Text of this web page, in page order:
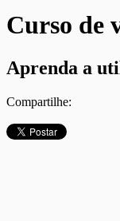
Curso de
Aprenda a
Compartilhe: